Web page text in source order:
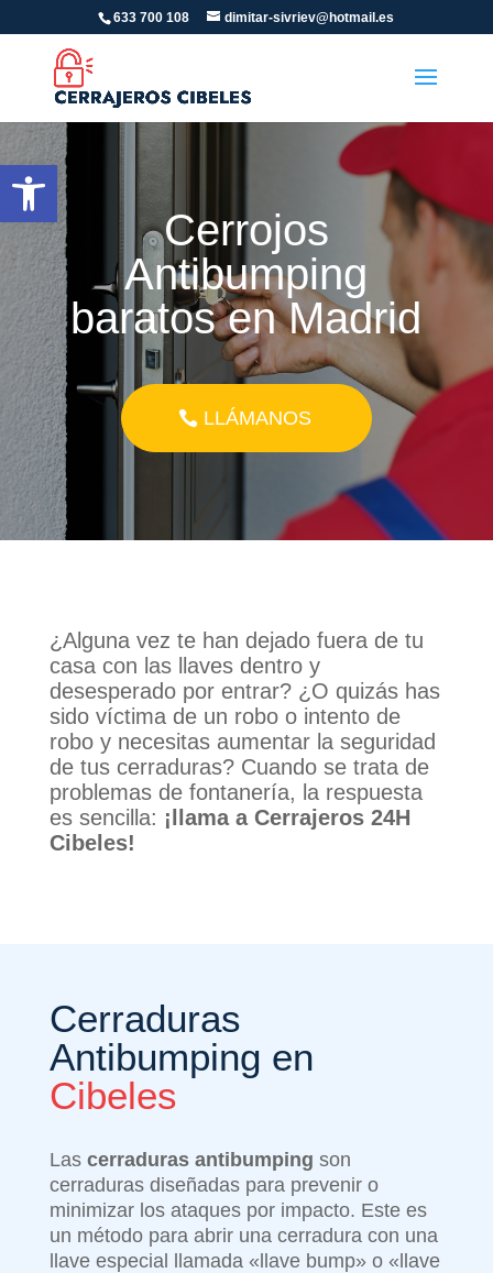
Abrir barra de herramientas
633 700 108 dimitar-sivriev@hotmail.es
Cerrojos
Antibumping
baratos en Madrid
LLÁMANOS
¿Alguna vez te han dejado fuera de tu
casa con las llaves dentro y
desesperado por entrar? ¿O quizás has
sido víctima de un robo o intento de
robo y necesitas aumentar la seguridad
de tus cerraduras? Cuando se trata de
problemas de fontanería, la respuesta
es sencilla: ¡llama a Cerrajeros 24H
Cibeles!
Cerraduras
Antibumping en
Cibeles
Las cerraduras antibumping son
cerraduras diseñadas para prevenir o
minimizar los ataques por impacto. Este es
un método para abrir una cerradura con una
llave especial llamada «llave bump» o «llave